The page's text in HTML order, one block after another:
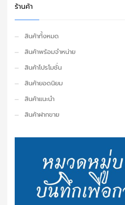
ร้านค้า
สินค้าทั้งหมด
สินค้าพร้อมจำหน่าย
สินค้าโปรโมชั่น
สินค้ายอดนิยม
สินค้าแนะนำ
สินค้าฝากขาย